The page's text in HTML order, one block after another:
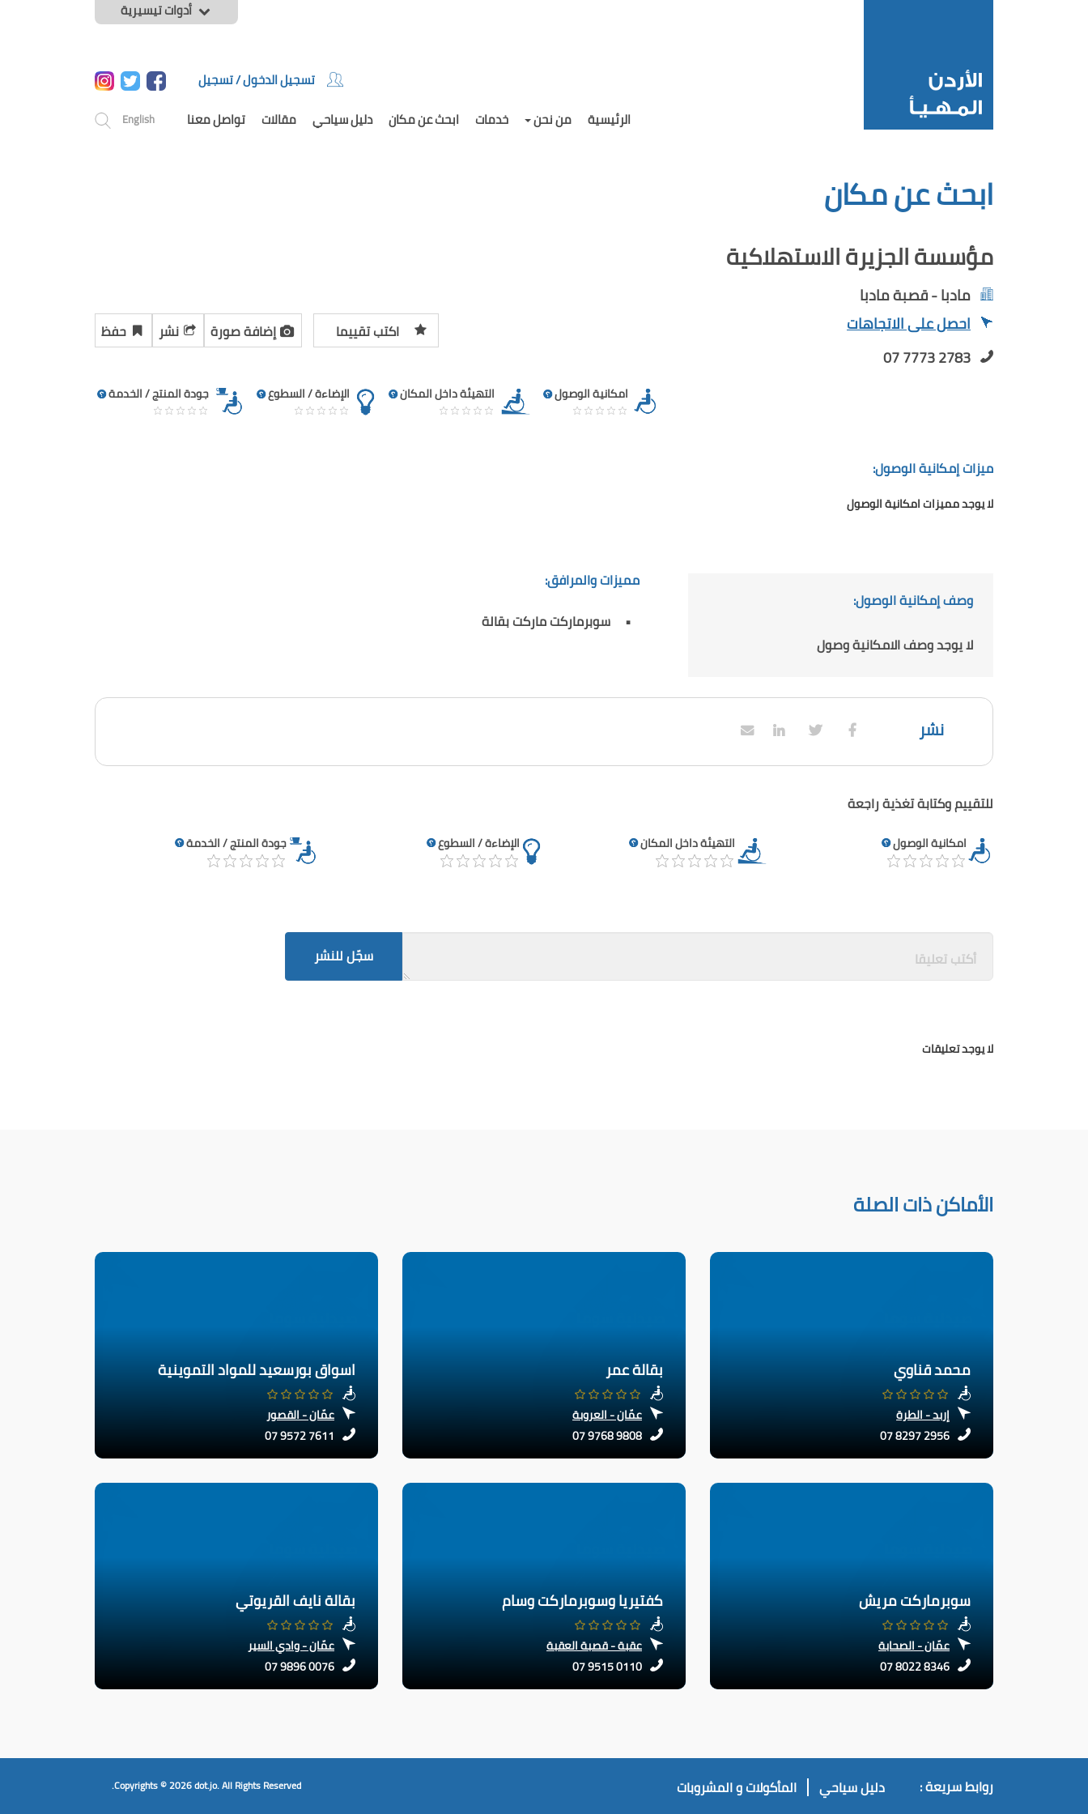
أدوات تيسيرية
تسجيل الدخول / تسجيل
English الرئيسية من نحن خدمات ابحث عن مكان دليل سياحي مقالات تواصل معنا
ابحث عن مكان
مؤسسة الجزيرة الاستهلاكية
مادبا - قصبة مادبا
احصل على الاتجاهات
اكتب تقييما إضافة صورة نشر حفظ
07 7773 2783
امكانية الوصول التهيئة داخل المكان الإضاءة / السطوع جودة المنتج / الخدمة
ميزات إمكانية الوصول:
لا يوجد مميزات امكانية الوصول
وصف إمكانية الوصول:
لا يوجد وصف الامكانية وصول
مميزات والمرافق:
سوبرماركت ماركت بقالة
نشر
للتقييم وكتابة تغذية راجعة
امكانية الوصول التهيئة داخل المكان الإضاءة / السطوع جودة المنتج / الخدمة
سجّل للنشر
لا يوجد تعليقات
الأماكن ذات الصلة
محمد قناوي
إربد - الطرة
07 8297 2956
بقالة عمر
عمّان - العروبة
07 9768 9808
اسواق بورسعيد للمواد التموينية
عمّان - القصور
07 9572 7611
سوبرماركت مريش
عمّان - الصحابة
07 8022 8346
كفتيريا وسوبرماركت وسام
عقبة - قصبة العقبة
07 9515 0110
بقالة نايف القريوتي
عمّان - وادي السير
07 9896 0076
روابط سريعة : دليل سياحي المأكولات و المشروبات Copyrights © 2026dot.jo.All Rights Reserved.